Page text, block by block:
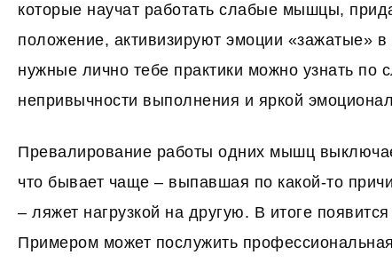
которые научат работать слабые мышцы,
положение, активизируют эмоции «зажатые»
нужные лично тебе практики можно узнать по
непривычности выполнения и яркой
Превалирование работы одних мышц
что бывает чаще – выпавшая по какой-то
– ляжет нагрузкой на другую. В итоге
Примером может послужить